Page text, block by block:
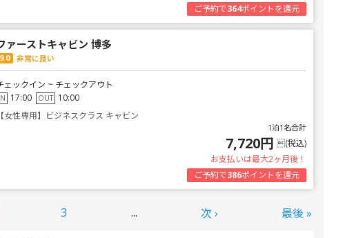
ご予約で364ポイントを還元
ァーストキャビン 博多
9.0 非常に良い
ェックイン ~ チェックアウト
17:00 OUT 10:00
【女性専用】ビジネスクラス キャビン
1泊1名合計
7,720円 (税込)
お支払いは最大2ヶ月後！
ご予約で386ポイントを還元
3 ... 次 › 最後 »